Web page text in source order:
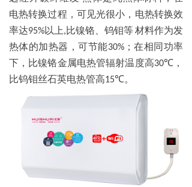
电热转换过程，可见光很小，电热转换效
率达95%以上,比镍铬、钨钼等材料作为发
热体的加热器，可节能30%；在相同功率
下，比镍铬金属电热管辐射温度高30℃，
比钨钼丝石英电热管高15℃。